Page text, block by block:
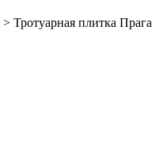
> Тротуарная плитка Прага